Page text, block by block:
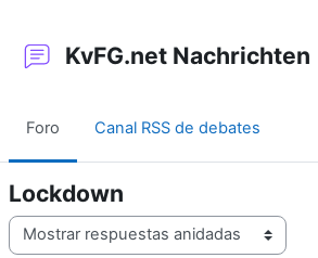
KvFG.net Nachrichten
Foro Canal RSS de debates
Lockdown
Mostrar modo